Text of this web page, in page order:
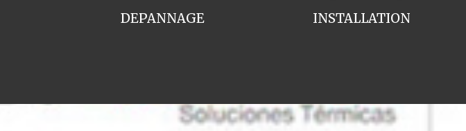
INSTALLATION
DEPANNAGE